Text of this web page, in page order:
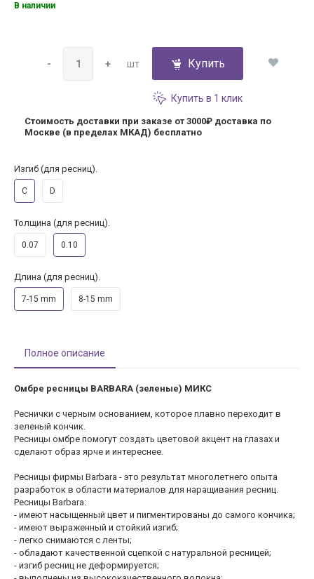
В наличии
- + шт Купить
Купить в 1 клик
Стоимость доставки при заказе от 3000₽ доставка по
Москве (в пределах МКАД) бесплатно
Изгиб (для ресниц).
C D
Толщина (для ресниц).
0.07 0.10
Длина (для ресниц).
7-15 mm 8-15 mm
Полное описание
Омбре ресницы BARBARA (зеленые) МИКС
Реснички с черным основанием, которое плавно переходит в
зеленый кончик.
Ресницы омбре помогут создать цветовой акцент на глазах и
сделают образ ярче и интереснее.
Ресницы фирмы Barbara - это результат многолетнего опыта
разработок в области материалов для наращивания ресниц.
Ресницы Barbara:
- имеют насыщенный цвет и пигментированы до самого кончика;
- имеют выраженный и стойкий изгиб;
- легко снимаются с ленты;
- обладают качественной сцепкой с натуральной ресницей;
- изгиб ресниц не деформируется;